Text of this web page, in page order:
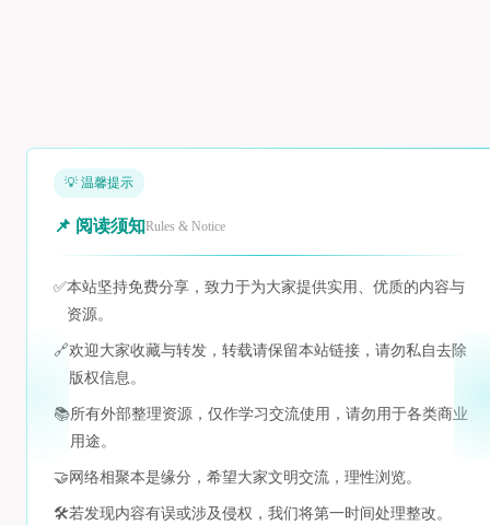
💡 温馨提示
📌 阅读须知Rules & Notice
✅本站坚持免费分享，致力于为大家提供实用、优质的内容与
资源。
🔗欢迎大家收藏与转发，转载请保留本站链接，请勿私自去除
版权信息。
📚所有外部整理资源，仅作学习交流使用，请勿用于各类商业
用途。
🤝 网络相聚本是缘分，希望大家文明交流，理性浏览。
🛠️若发现内容有误或涉及侵权，我们将第一时间处理整改。